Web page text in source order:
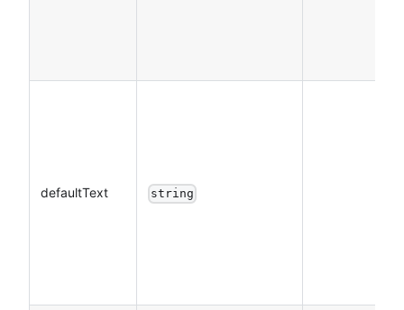
defaultText string